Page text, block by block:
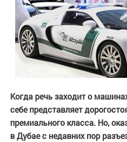
Когда речь заходит о
себе представляет
премиального класса. Но,
в Дубае с недавних пор